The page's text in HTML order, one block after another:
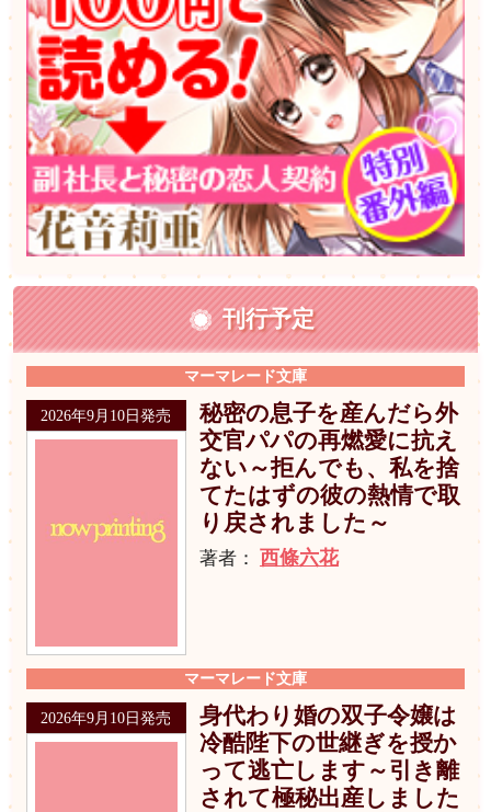
刊行予定
マーマレード文庫
2026年9月10日発売
秘密の息子を産んだら外
交官パパの再燃愛に抗え
ない～拒んでも、私を捨
てたはずの彼の熱情で取
り戻されました～
著者： 西條六花
マーマレード文庫
2026年9月10日発売
身代わり婚の双子令嬢は
冷酷陛下の世継ぎを授か
って逃亡します～引き離
されて極秘出産しました